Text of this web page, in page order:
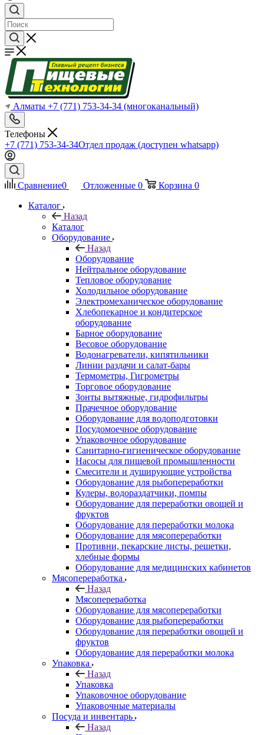
Алматы +7 (771) 753-34-34 (многоканальный)
Телефоны
+7 (771) 753-34-34Отдел продаж (доступен whatsapp)
Сравнение0 Отложенные 0 Корзина 0
Каталог
Назад
Каталог
Оборудование
Назад
Оборудование
Нейтральное оборудование
Тепловое оборудование
Холодильное оборудование
Электромеханическое оборудование
Хлебопекарное и кондитерское
оборудование
Барное оборудование
Весовое оборудование
Водонагреватели, кипятильники
Линии раздачи и салат-бары
Термометры, Гигрометры
Торговое оборудование
Зонты вытяжные, гидрофильтры
Прачечное оборудование
Оборудование для водоподготовки
Посудомоечное оборудование
Упаковочное оборудование
Санитарно-гигиеническое оборудование
Насосы для пищевой промышленности
Смесители и душирующие устройства
Оборудование для рыбопереработки
Кулеры, водораздатчики, помпы
Оборудование для переработки овощей и
фруктов
Оборудование для переработки молока
Оборудование для мясопереработки
Противни, пекарские листы, решетки,
хлебные формы
Оборудование для медицинских кабинетов
Мясопереработка
Назад
Мясопереработка
Оборудование для мясопереработки
Оборудование для рыбопереработки
Оборудование для переработки овощей и
фруктов
Оборудование для переработки молока
Упаковка
Назад
Упаковка
Упаковочное оборудование
Упаковочные материалы
Посуда и инвентарь
Назад